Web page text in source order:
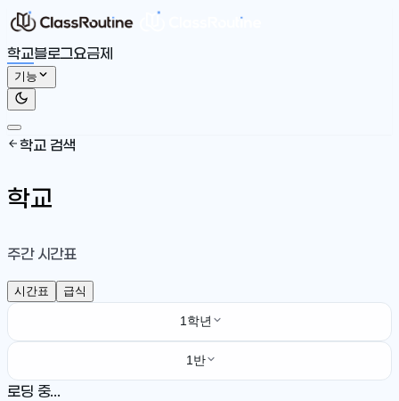
학교블로그요금제
기능
학교 검색
학교
주간 시간표
시간표 급식
1학년
1반
로딩 중...